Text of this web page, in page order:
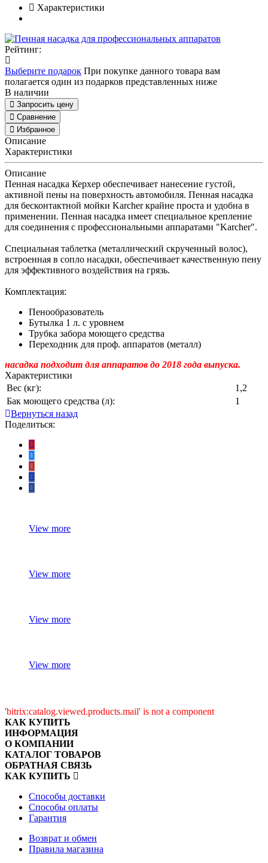
Характеристики
Рейтинг:
Выберите подарок При покупке данного товара вам
полагается один из подарков представленных ниже
В наличии
Запросить цену
Сравнение
Избранное
Описание
Характеристики
Описание
Пенная насадка Керхер обеспечивает нанесение густой,
активной пены на поверхность автомобиля. Пенная насадка
для бесконтактной мойки Karcher крайне проста и удобна в
применении. Пенная насадка имеет специальное крепление
для соединения с профессиональными аппаратами "Karcher".
Специальная таблетка (металлический скрученный волос),
встроенная в сопло насадки, обеспечивает качественную пену
для эффективного воздействия на грязь.
Комплектация:
Пенообразователь
Бутылка 1 л. с уровнем
Трубка забора моющего средства
Переходник для проф. аппаратов (металл)
насадка подходит для аппаратов до 2018 года выпуска.
Характеристики
Вес (кг):
1,2
Бак моющего средства (л):
1
Вернуться назад
Поделиться:
View more
View more
View more
View more
'bitrix:catalog.viewed.products.mail' is not a component
КАК КУПИТЬ
ИНФОРМАЦИЯ
О КОМПАНИИ
КАТАЛОГ ТОВАРОВ
ОБРАТНАЯ СВЯЗЬ
КАК КУПИТЬ
Способы доставки
Способы оплаты
Гарантия
Возврат и обмен
Правила магазина